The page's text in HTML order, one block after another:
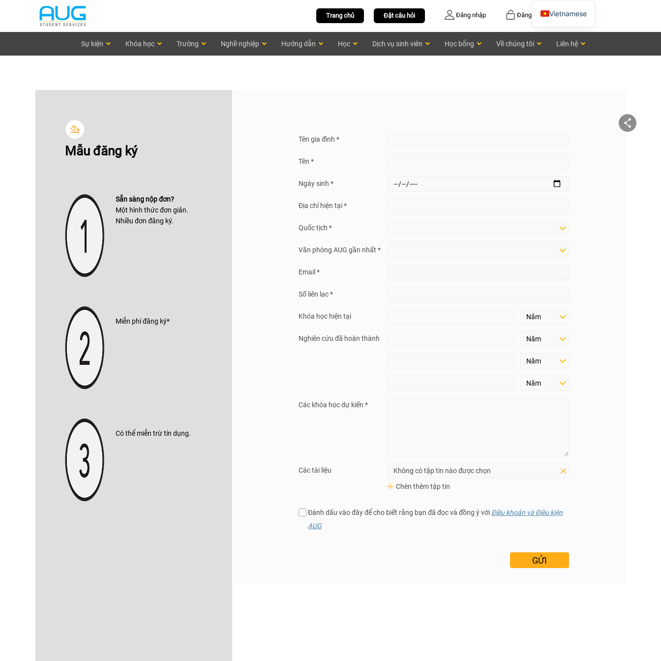
Đăng ký
Đăng nhập
Đặt câu hỏi
Trang chủ
Sự kiện Khóa học Trường Nghề nghiệp Hướng dẫn Học Dịch vụ sinh viên Học bổng Về chúng tôi Liên hệ
Mẫu đăng ký
Sẵn sàng nộp đơn?
Một hình thức đơn giản.
Nhiều đơn đăng ký.
Miễn phí đăng ký*
Có thể miễn trừ tín dụng.
Tên gia đình *
Tên *
Ngày sinh *
Địa chỉ hiện tại *
Quốc tịch *
Văn phòng AUG gần nhất *
Email *
Số liên lạc *
Khóa học hiện tại
Nghiên cứu đã hoàn thành
Các khóa học dự kiến *
Các tài liệu
Không có tập tin nào được chọn
Chèn thêm tập tin
Đánh dấu vào đây để cho biết rằng bạn đã đọc và đồng ý với Điều khoản và Điều kiện
AUG
Vietnamese
Chinese